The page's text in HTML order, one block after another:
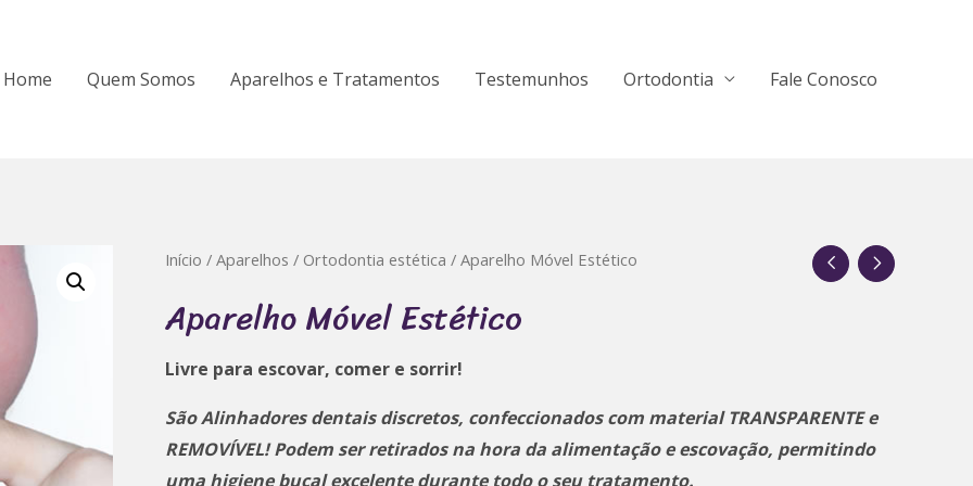
Home Quem Somos Aparelhos e Tratamentos Testemunhos Ortodontia Fale Conosco
Início / Aparelhos / Ortodontia estética / Aparelho Móvel Estético
Aparelho Móvel Estético
Livre para escovar, comer e sorrir!
São Alinhadores dentais discretos, confeccionados com material TRANSPARENTE e
REMOVÍVEL! Podem ser retirados na hora da alimentação e escovação, permitindo
uma higiene bucal excelente durante todo o seu tratamento.